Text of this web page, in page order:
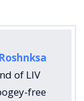
of LIV
free